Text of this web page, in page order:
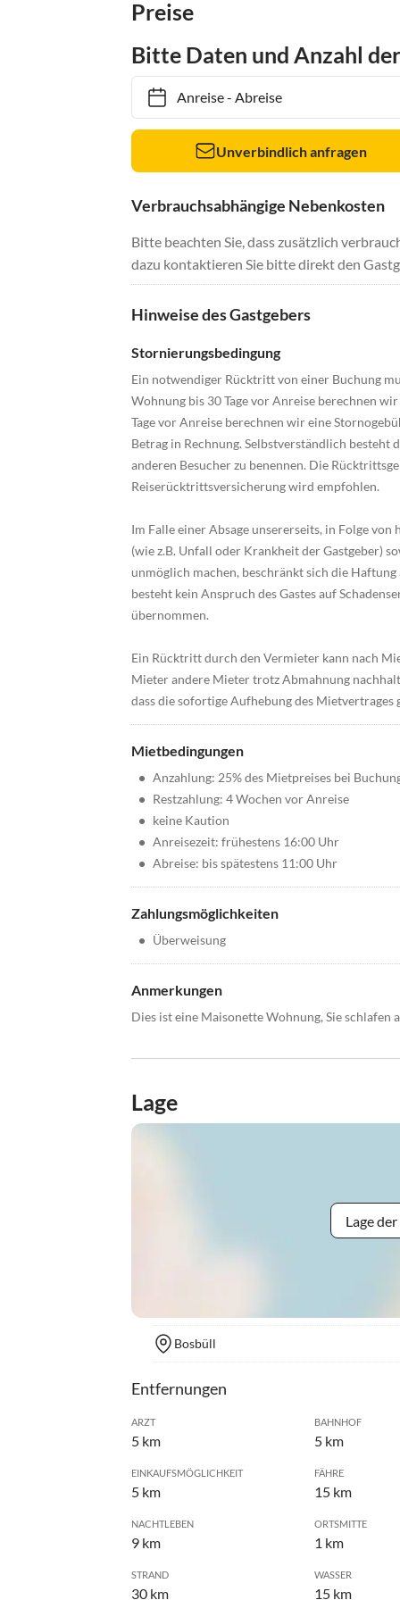
Preise
Bitte Daten und Anzahl
Anreise- Abreise
Unverbindlich anfragen
Verbrauchsabhängige Nebenkosten
Bitte beachten Sie, dass zusätzlich
dazu kontaktieren Sie bitte direkt den
Hinweise des Gastgebers
Stornierungsbedingung
Ein notwendiger Rücktritt von einer Buchung
Wohnung bis 30 Tage vor Anreise berechnen
Tage vor Anreise berechnen wir eine
Betrag in Rechnung. Selbstverständlich besteht
anderen Besucher zu benennen. Die
Reiserücktrittsversicherung wird empfohlen.
Im Falle einer Absage unsererseits, in Folge
(wie z.B. Unfall oder Krankheit der Gastgeber)
unmöglich machen, beschränkt sich die
besteht kein Anspruch des Gastes auf
übernommen.
Ein Rücktritt durch den Vermieter kann nach
Mieter andere Mieter trotz Abmahnung
dass die sofortige Aufhebung des
Mietbedingungen
• Anzahlung: 25% des Mietpreises bei
• Restzahlung: 4 Wochen vor Anreise
• keine Kaution
• Anreisezeit: frühestens 16:00 Uhr
• Abreise: bis spätestens 11:00 Uhr
Zahlungsmöglichkeiten
• Überweisung
Anmerkungen
Dies ist eine Maisonette Wohnung, Sie
Lage
Lage
Bosbüll
Entfernungen
ARZT
5 km
BAHNHOF
5 km
EINKAUFSMÖGLICHKEIT
5 km
FÄHRE
15 km
NACHTLEBEN
9 km
ORTSMITTE
1 km
STRAND
30 km
WASSER
15 km